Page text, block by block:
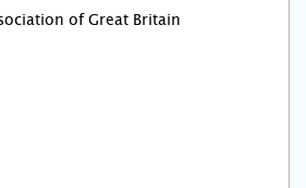
of Great Britain